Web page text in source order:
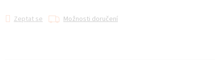
Zeptat se Možnosti doručení